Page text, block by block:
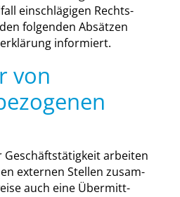
ein­schlä­gi­gen Rechts­
fol­gen­den Absät­zen
infor­miert.
von
Geschäfts­tä­tig­keit arbei­ten
exter­nen Stel­len zusam­
auch eine Über­mitt­